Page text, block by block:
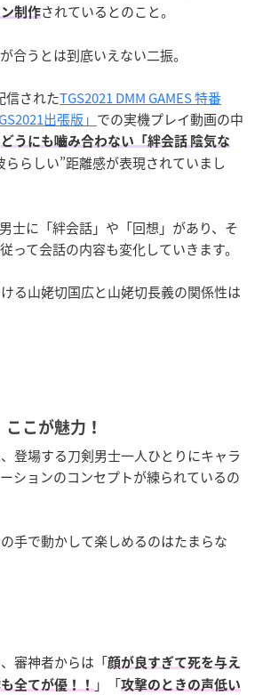
制作されているとのこと。
合うとは到底いえない二振。
信されたTGS2021 DMM GAMES 特番
出張版」 での実機プレイ動画の中
どうにも嚙み合わない「絆会話 陰気な
ららしい”距離感が表現されていまし
士に「絆会話」や「回想」があり、そ
って会話の内容も変化していきます。
る山姥切国広と山姥切長義の関係性は
ここが魅力！
登場する刀剣男士一人ひとりにキャラ
ションのコンセプトが練られているの
手で動かして楽しめるのはたまらな
審神者からは「顔が良すぎて死を与え
全てが優！！ 」「攻撃のときの声低い